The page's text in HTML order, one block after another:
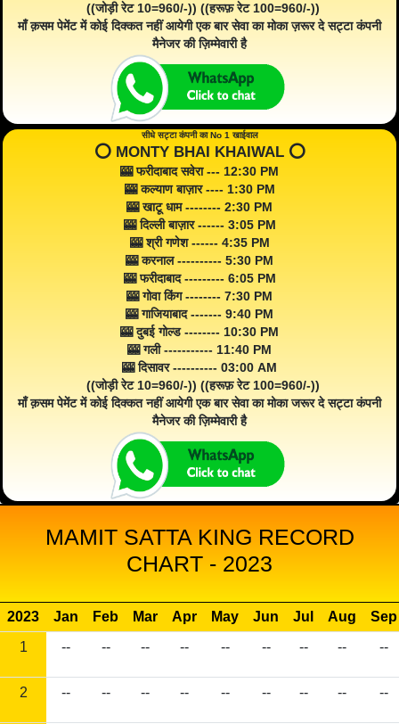
((जोड़ी रेट 10=960/-)) ((हरूफ़ रेट 100=960/-))
माँ क़सम पेमेंट में कोई दिक्कत नहीं आयेगी एक बार सेवा का मोका ज़रूर दे सट्टा कंपनी
मैनेजर की ज़िम्मेवारी है
सीधे सट्टा कंपनी का No 1 खाईवाल
⭕️ MONTY BHAI KHAIWAL ⭕️
🎰 फरीदाबाद सवेरा --- 12:30 PM
🎰 कल्याण बाज़ार ---- 1:30 PM
🎰 खाटू धाम -------- 2:30 PM
🎰 दिल्ली बाज़ार ------ 3:05 PM
🎰 श्री गणेश ------ 4:35 PM
🎰 करनाल ---------- 5:30 PM
🎰 फरीदाबाद --------- 6:05 PM
🎰 गोवा किंग -------- 7:30 PM
🎰 गाजियाबाद ------- 9:40 PM
🎰 दुबई गोल्ड -------- 10:30 PM
🎰 गली ----------- 11:40 PM
🎰 दिसावर ---------- 03:00 AM
((जोड़ी रेट 10=960/-)) ((हरूफ़ रेट 100=960/-))
माँ क़सम पेमेंट में कोई दिक्कत नहीं आयेगी एक बार सेवा का मोका जरूर दे सट्टा कंपनी
मैनेजर की ज़िम्मेवारी है
MAMIT SATTA KING RECORD
CHART - 2023
2023 Jan Feb Mar Apr May Jun Jul Aug
Sep
1
-- -- -- -- -- -- -- -- --
2 -- -- -- -- -- -- -- -- --